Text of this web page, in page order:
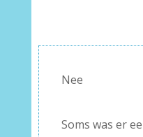
Nee
Soms was er